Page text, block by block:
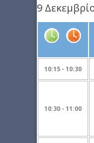
9
10:15 - 10:30
10:30 - 11:00